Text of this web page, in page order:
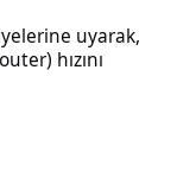
uyarak,
hızını